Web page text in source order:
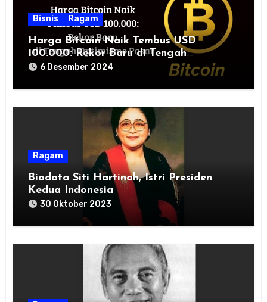
Bisnis Ragam
Harga Bitcoin Naik Tembus USD
100.000: Rekor Baru di Tengah
Optimisme Pasar
6 Desember 2024
Ragam
Biodata Siti Hartinah, Istri Presiden
Kedua Indonesia
30 Oktober 2023